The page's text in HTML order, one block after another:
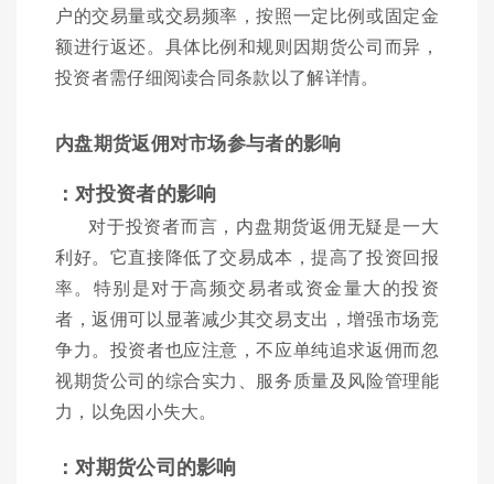
户的交易量或交易频率，按照一定比例或固定金
额进行返还。具体比例和规则因期货公司而异，
投资者需仔细阅读合同条款以了解详情。
内盘期货返佣对市场参与者的影响
：对投资者的影响
对于投资者而言，内盘期货返佣无疑是一大
利好。它直接降低了交易成本，提高了投资回报
率。特别是对于高频交易者或资金量大的投资
者，返佣可以显著减少其交易支出，增强市场竞
争力。投资者也应注意，不应单纯追求返佣而忽
视期货公司的综合实力、服务质量及风险管理能
力，以免因小失大。
：对期货公司的影响